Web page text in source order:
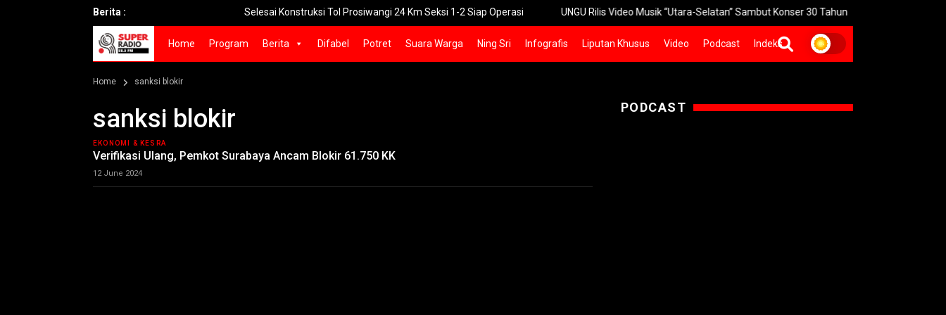
Berita : Selesai Konstruksi Tol Prosiwangi 24 Km Seksi 1-2 Siap Operasi UNGU Rilis Video Musik “Utara-Selatan” Sambut Konser 30 Tahun Pakuwon Siap Turunkan
Home Program Berita Difabel Potret Suara Warga Ning Sri Infografis Liputan Khusus Video Podcast Indeks
Home sanksi blokir
sanksi blokir
EKONOMI & KESRA
Verifikasi Ulang, Pemkot Surabaya Ancam Blokir 61.750 KK
12 June 2024
PODCAST